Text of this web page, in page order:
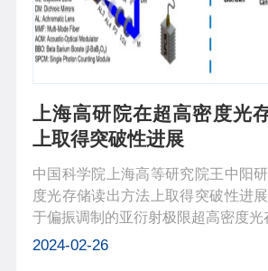
上海高研院在超高密度光
上取得突破性进展
中国科学院上海高等研究院王中阳
度光存储读出方法上取得突破性进
于偏振调制的亚衍射极限超高密度光
2024-02-26